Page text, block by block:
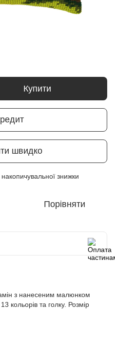
Купити
швидко
знижки
Порівняти
з нанесеним малюнком
кольорів та голку. Розмір